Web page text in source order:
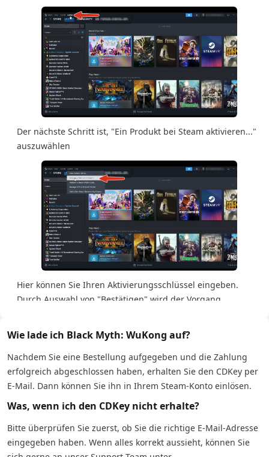
Der nächste Schritt ist, "Ein Produkt bei Steam aktivieren..."
auszuwählen
Hier können Sie Ihren Aktivierungsschlüssel eingeben.
Durch Auswahl von "Bestätigen" wird der Vorgang
Wie lade ich Black Myth: WuKong auf?
Nachdem Sie eine Bestellung aufgegeben und die Zahlung
erfolgreich abgeschlossen haben, erhalten Sie den CDKey per
E-Mail. Dann können Sie ihn in Ihrem Steam-Konto einlösen.
Was, wenn ich den CDKey nicht erhalte?
Bitte überprüfen Sie zuerst, ob Sie die richtige E-Mail-Adresse
eingegeben haben. Wenn alles korrekt aussieht, können Sie